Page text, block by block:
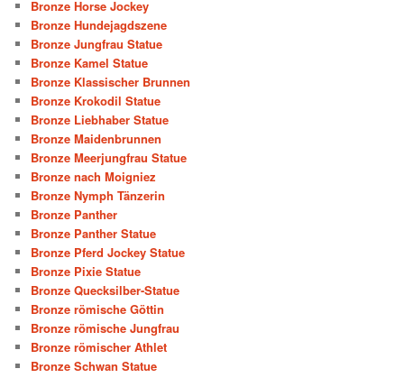
Bronze Horse Jockey
Bronze Hundejagdszene
Bronze Jungfrau Statue
Bronze Kamel Statue
Bronze Klassischer Brunnen
Bronze Krokodil Statue
Bronze Liebhaber Statue
Bronze Maidenbrunnen
Bronze Meerjungfrau Statue
Bronze nach Moigniez
Bronze Nymph Tänzerin
Bronze Panther
Bronze Panther Statue
Bronze Pferd Jockey Statue
Bronze Pixie Statue
Bronze Quecksilber-Statue
Bronze römische Göttin
Bronze römische Jungfrau
Bronze römischer Athlet
Bronze Schwan Statue